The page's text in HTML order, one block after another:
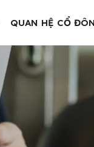
QUAN HỆ CỔ